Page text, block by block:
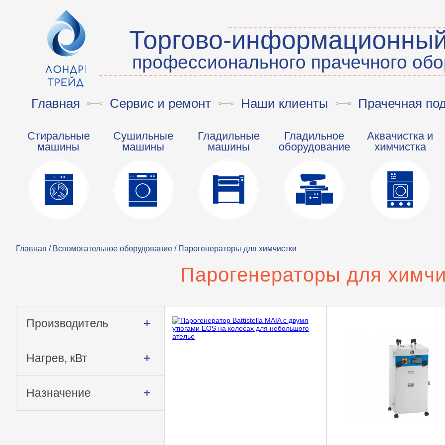
Торгово-
профессионального прачечного
Главная Сервис и ремонт Наши клиенты Прачечная
Стиральные
машины
Сушильные
машины
Гладильные
машины
Гладильное
оборудование
Аквачистка и
химчистка
Главная / Вспомогательное оборудование / Парогенераторы для химчистки
Парогенераторы для
Производитель
Нагрев, кВт
Назначение